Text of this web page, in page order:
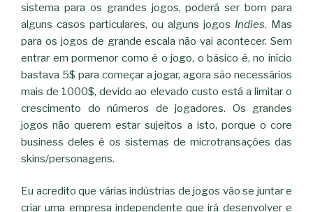
sistema para os grandes jogos, poderá ser bom para
alguns casos particulares, ou alguns jogos Indies. Mas
para os jogos de grande escala não vai acontecer. Sem
entrar em pormenor como é o jogo, o básico é, no início
bastava 5$ para começar a jogar, agora são necessários
mais de 1000$, devido ao elevado custo está a limitar o
crescimento do números de jogadores. Os grandes
jogos não querem estar sujeitos a isto, porque o core
business deles é os sistemas de microtransações das
skins/personagens.
Eu acredito que várias indústrias de jogos vão se juntar e
criar uma empresa independente que irá desenvolver e